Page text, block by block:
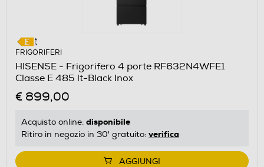
FRIGORIFERI
HISENSE - Frigorifero 4 porte RF632N4WFE1
Classe E 485 lt-Black Inox
€ 899,00
Acquisto online: disponibile
Ritiro in negozio in 30' gratuito: verifica
AGGIUNGI